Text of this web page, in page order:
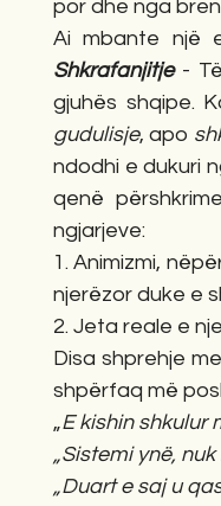
por dhe nga
Ai mbante një
Shkrafanjitje - Të
gudulisje, apo
ndodhi e dukuri
qenë
ngjarjeve:
1. Animizmi,
njerëzor duke e
2. Jeta reale e
Disa shprehje
shpërfaq më
„E kishin shkulur
„Sistemi ynë,
„Duart e saj u